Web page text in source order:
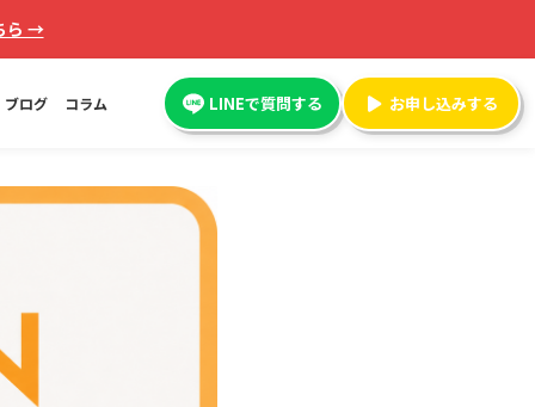
ら →
ブログ コラム LINEで質問する お申し込みする